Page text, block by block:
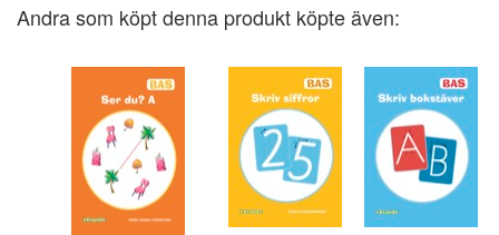
Andra som köpt denna produkt köpte även: